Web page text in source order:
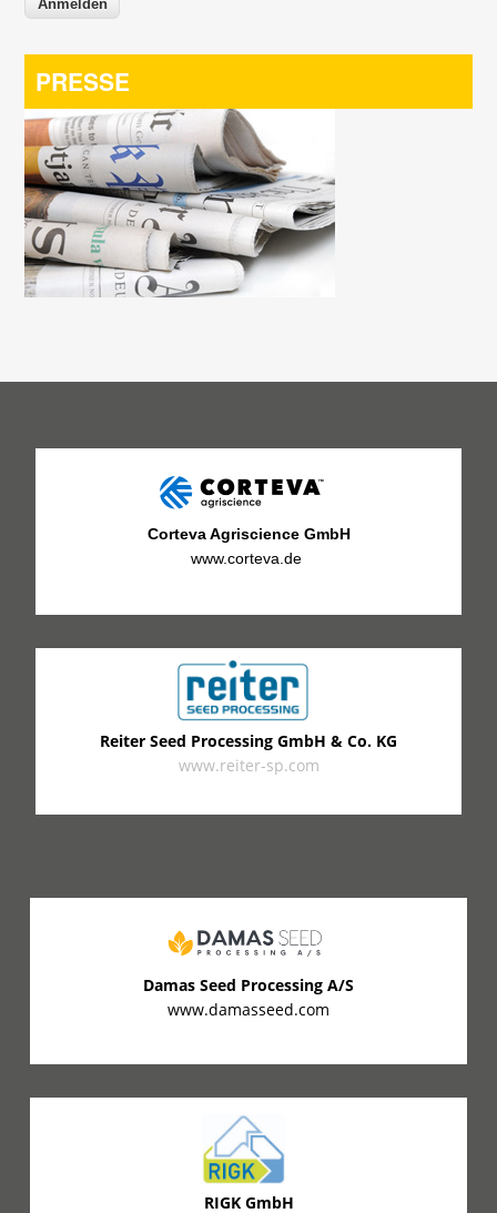
PRESSE
Corteva Agriscience GmbH
www.corteva.de
Reiter Seed Processing GmbH & Co. KG
www.reiter-sp.com
Damas Seed Processing A/S
www.damasseed.com
RIGK GmbH